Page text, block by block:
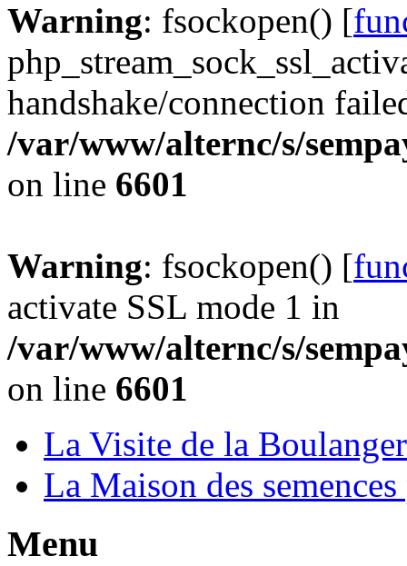
Warning: fsockopen() [
handshake/connection
/var/www/alternc/s/
on line 6601
Warning: fsockopen() [
activate SSL mode 1 in
/var/www/alternc/s/
on line 6601
La Visite de la
La Maison des
Menu